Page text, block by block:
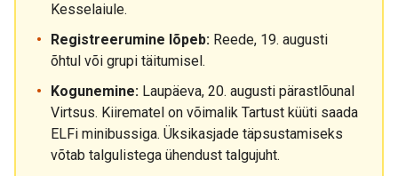
Kesselaiule.
Registreerumine lõpeb: Reede, 19. augusti
õhtul või grupi täitumisel.
Kogunemine: Laupäeva, 20. augusti pärastlõunal
Virtsus. Kiirematel on võimalik Tartust küüti saada
ELFi minibussiga. Üksikasjade täpsustamiseks
võtab talgulistega ühendust talgujuht.